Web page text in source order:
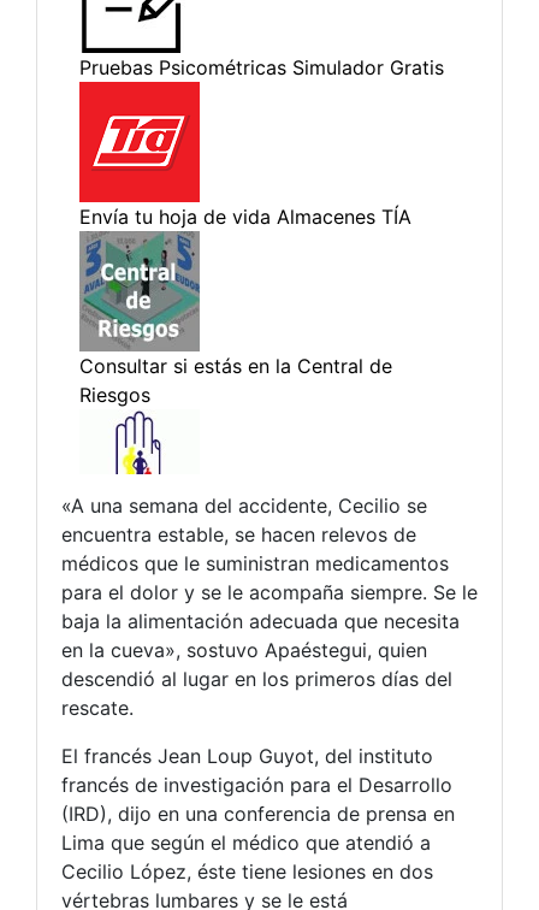
«A una semana del accidente, Cecilio se
encuentra estable, se hacen relevos de
médicos que le suministran medicamentos
para el dolor y se le acompaña siempre. Se le
baja la alimentación adecuada que necesita
en la cueva», sostuvo Apaéstegui, quien
descendió al lugar en los primeros días del
rescate.
El francés Jean Loup Guyot, del instituto
francés de investigación para el Desarrollo
(IRD), dijo en una conferencia de prensa en
Lima que según el médico que atendió a
Cecilio López, éste tiene lesiones en dos
vértebras lumbares y se le está